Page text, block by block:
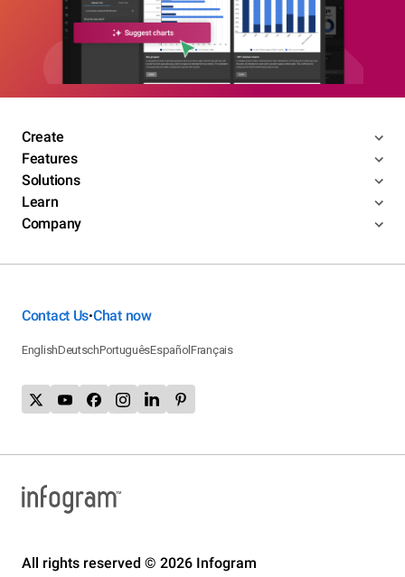
Create
Features
Solutions
Learn
Company
Contact Us•Chat now
EnglishDeutschPortuguêsEspañolFrançais
All rights reserved © 2026 Infogram